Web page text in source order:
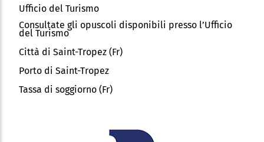
Ufficio del Turismo
Consultate gli opuscoli disponibili presso l’Ufficio
del Turismo
Città di Saint-Tropez (Fr)
Porto di Saint-Tropez
Tassa di soggiorno (Fr)